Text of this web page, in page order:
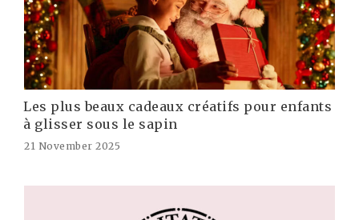
Les plus beaux cadeaux créatifs pour enfants
à glisser sous le sapin
21 November 2025